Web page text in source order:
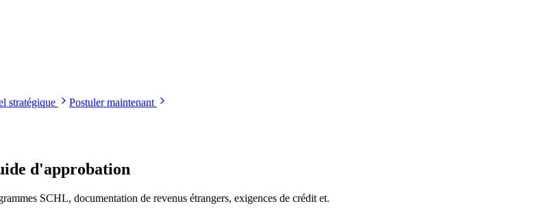
stratégique Postuler maintenant
d'approbation
SCHL, documentation de revenus étrangers, exigences de crédit et.